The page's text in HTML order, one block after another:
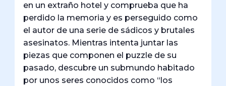
en un extraño hotel y comprueba que ha
perdido la memoria y es perseguido como
el autor de una serie de sádicos y brutales
asesinatos. Mientras intenta juntar las
piezas que componen el puzzle de su
pasado, descubre un submundo habitado
por unos seres conocidos como “los